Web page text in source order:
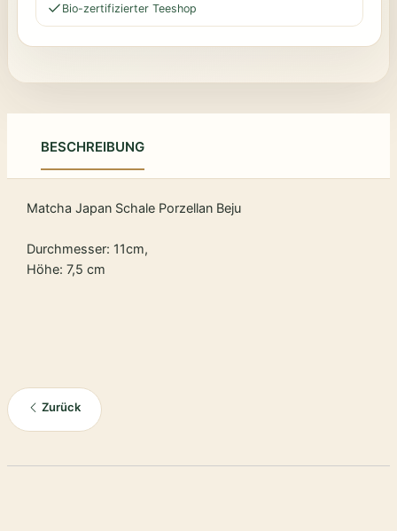
Bio-zertifizierter Teeshop
BESCHREIBUNG
Matcha Japan Schale Porzellan Beju
Durchmesser: 11cm,
Höhe: 7,5 cm
Zurück